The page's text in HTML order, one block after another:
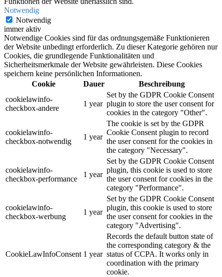
Notwendig
Notwendig
immer aktiv
Notwendige Cookies sind für das ordnungsgemäße Funktionieren
der Website unbedingt erforderlich. Zu dieser Kategorie gehören nur
Cookies, die grundlegende Funktionalitäten und
Sicherheitsmerkmale der Website gewährleisten. Diese Cookies
speichern keine persönlichen Informationen.
Cookie
Dauer
Beschreibung
cookielawinfo-
checkbox-andere
1 year
Set by the GDPR Cookie Consent
plugin to store the user consent for
cookies in the category "Other".
cookielawinfo-
checkbox-notwendig
1 year
The cookie is set by the GDPR
Cookie Consent plugin to record
the user consent for the cookies in
the category "Necessary".
cookielawinfo-
checkbox-performance
1 year
Set by the GDPR Cookie Consent
plugin, this cookie is used to store
the user consent for cookies in the
category "Performance".
cookielawinfo-
checkbox-werbung
1 year
Set by the GDPR Cookie Consent
plugin, this cookie is used to store
the user consent for cookies in the
category "Advertising".
CookieLawInfoConsent 1 year
Records the default button state of
the corresponding category & the
status of CCPA. It works only in
coordination with the primary
cookie.